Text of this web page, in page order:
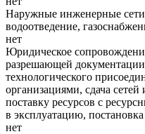
Наружные инженерные
водоотведение,
нет
Юридическое
разрешающей
технологического
организациями, сдача
поставку ресурсов с
в эксплуатацию,
нет